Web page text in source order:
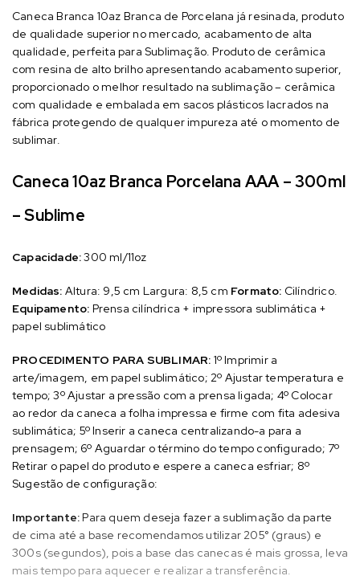
Caneca Branca 10az Branca de Porcelana já resinada, produto
de qualidade superior no mercado, acabamento de alta
qualidade, perfeita para Sublimação. Produto de cerâmica
com resina de alto brilho apresentando acabamento superior,
proporcionado o melhor resultado na sublimação – cerâmica
com qualidade e embalada em sacos plásticos lacrados na
fábrica protegendo de qualquer impureza até o momento de
sublimar.
Caneca 10az Branca Porcelana AAA – 300ml
– Sublime
Capacidade:300 ml/11oz
Medidas: Altura: 9,5 cm Largura: 8,5 cm Formato: Cilíndrico.
Equipamento: Prensa cilíndrica + impressora sublimática +
papel sublimático
PROCEDIMENTO PARA SUBLIMAR: 1º Imprimir a
arte/imagem, em papel sublimático; 2º Ajustar temperatura e
tempo; 3º Ajustar a pressão com a prensa ligada; 4º Colocar
ao redor da caneca a folha impressa e firme com fita adesiva
sublimática; 5º Inserir a caneca centralizando-a para a
prensagem; 6º Aguardar o término do tempo configurado; 7º
Retirar o papel do produto e espere a caneca esfriar; 8º
Sugestão de configuração:
Importante: Para quem deseja fazer a sublimação da parte
de cima até a base recomendamos utilizar 205° (graus) e
300s (segundos), pois a base das canecas é mais grossa, leva
mais tempo para aquecer e realizar a transferência.